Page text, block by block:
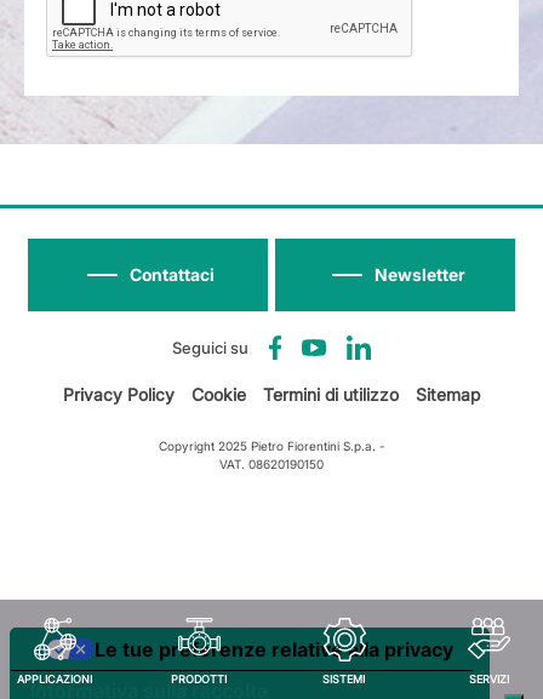
APPLICAZIONI PRODOTTI SISTEMI SERVIZI
Seguici su
Newsletter
Contattaci
Privacy Policy Cookie Termini di utilizzo Sitemap
Copyright 2025 Pietro Fiorentini S.p.a. -
VAT. 08620190150
Informativa sulla raccolta
Le tue preferenze relative alla privacy